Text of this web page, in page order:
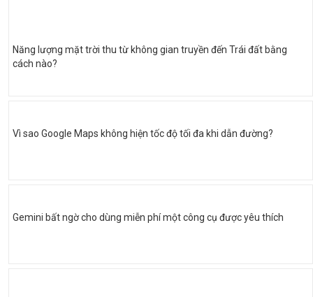
Năng lượng mặt trời thu từ không gian truyền đến Trái đất bằng
cách nào?
Vì sao Google Maps không hiện tốc độ tối đa khi dẫn đường?
Gemini bất ngờ cho dùng miễn phí một công cụ được yêu thích